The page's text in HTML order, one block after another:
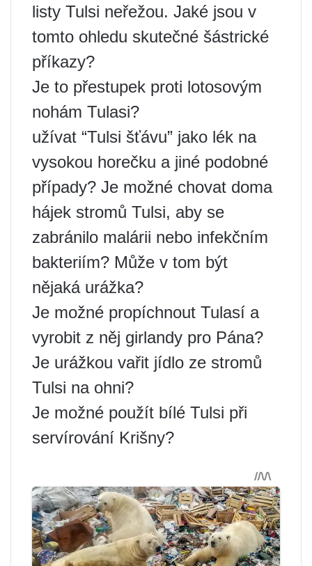
listy Tulsi neřežou. Jaké jsou v
tomto ohledu skutečné šástrické
příkazy?
Je to přestupek proti lotosovým
nohám Tulasi?
užívat “Tulsi šťávu” jako lék na
vysokou horečku a jiné podobné
případy? Je možné chovat doma
hájek stromů Tulsi, aby se
zabránilo malárii nebo infekčním
bakteriím? Může v tom být
nějaká urážka?
Je možné propíchnout Tulasí a
vyrobit z něj girlandy pro Pána?
Je urážkou vařit jídlo ze stromů
Tulsi na ohni?
Je možné použít bílé Tulsi při
servírování Krišny?